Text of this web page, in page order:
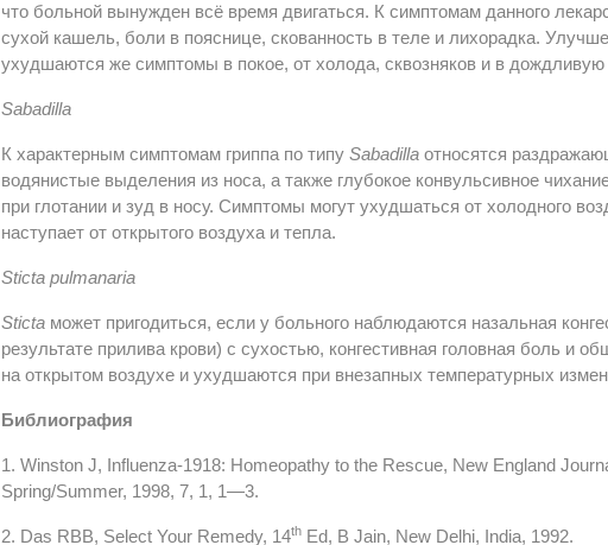
что больной вынужден всё время двигаться. К симптомам данного
сухой кашель, боли в пояснице, скованность в теле и лихорадка.
ухудшаются же симптомы в покое, от холода, сквозняков и в дождливую
Sabadilla
К характерным симптомам гриппа по типу Sabadilla относятся
водянистые выделения из носа, а также глубокое конвульсивное
при глотании и зуд в носу. Симптомы могут ухудшаться от холодного
наступает от открытого воздуха и тепла.
Sticta pulmanaria
Sticta может пригодиться, если у больного наблюдаются назальная
результате прилива крови) с сухостью, конгестивная головная боль и
на открытом воздухе и ухудшаются при внезапных температурных
Библиография
1. Winston J, Influenza-1918: Homeopathy to the Rescue, New England
Spring/Summer, 1998, 7, 1, 1—3.
2. Das RBB, Select Your Remedy, 14th Ed, B Jain, New Delhi, India, 1992.